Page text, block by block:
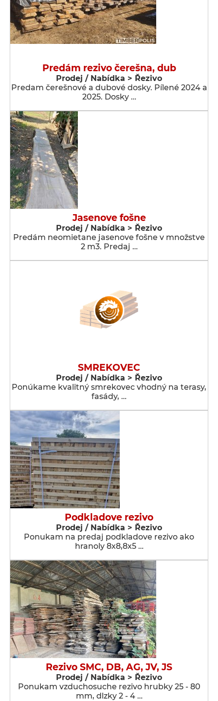
Predám rezivo čerešna, dub
Prodej / Nabídka > Řezivo
Predam čerešnové a dubové dosky. Pílené 2024 a
2025. Dosky …
Jasenove fošne
Prodej / Nabídka > Řezivo
Predám neomietane jasenove fošne v množstve
2 m3. Predaj …
SMREKOVEC
Prodej / Nabídka > Řezivo
Ponúkame kvalitný smrekovec vhodný na terasy,
fasády, …
Podkladove rezivo
Prodej / Nabídka > Řezivo
Ponukam na predaj podkladove rezivo ako
hranoly 8x8,8x5 …
Rezivo SMC, DB, AG, JV, JS
Prodej / Nabídka > Řezivo
Ponukam vzduchosuche rezivo hrubky 25 - 80
mm, dlzky 2 - 4 …